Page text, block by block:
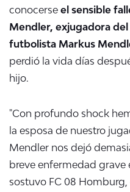
conocerse el sensible
Mendler, exjugadora
futbolista Markus
perdió la vida días
hijo.
"Con profundo shock
la esposa de nuestro
Mendler nos dejó
breve enfermedad grave
sostuvo FC 08